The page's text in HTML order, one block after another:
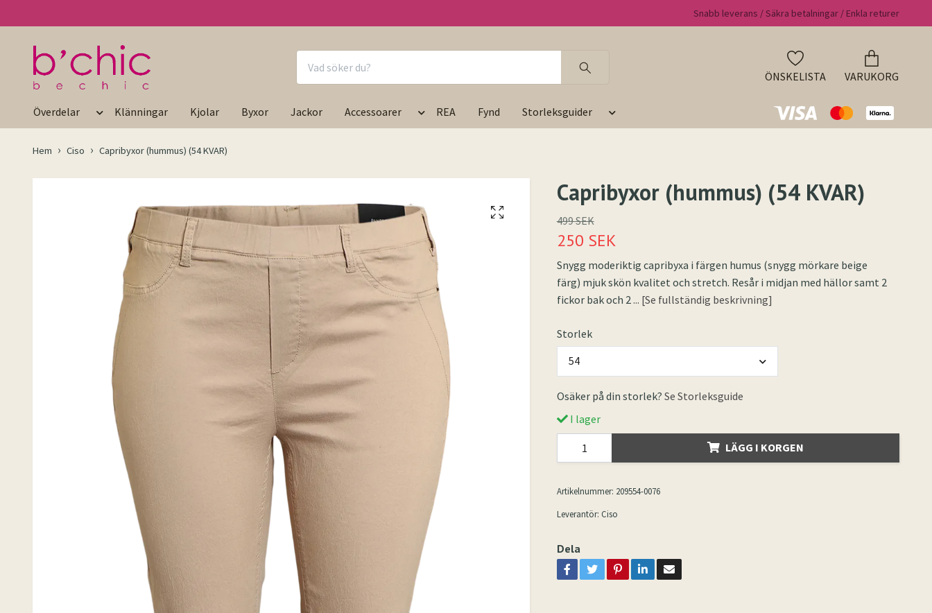
Snabb leverans / Säkra betalningar / Enkla returer
ÖNSKELISTA VARUKORG
Överdelar Klänningar Kjolar Byxor Jackor Accessoarer REA Fynd Storleksguider
Hem Ciso Capribyxor (hummus) (54 KVAR)
Capribyxor (hummus) (54 KVAR)
499 SEK
250 SEK
Snygg moderiktig capribyxa i färgen humus (snygg mörkare beige
färg) mjuk skön kvalitet och stretch. Resår i midjan med hällor samt 2
fickor bak och 2 ... [Se fullständig beskrivning]
Storlek
54
Osäker på din storlek? Se Storleksguide
I lager
LÄGG I KORGEN
Artikelnummer: 209554-0076
Leverantör: Ciso
Dela